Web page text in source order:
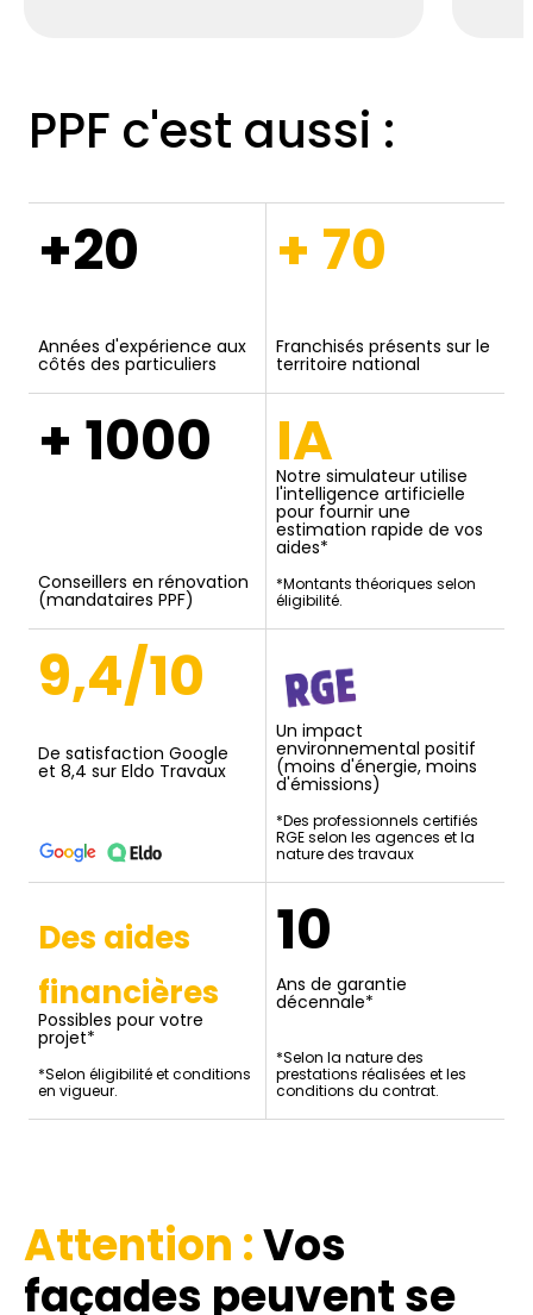
PPF c'est aussi :
+20
Années d'expérience aux
côtés des particuliers
+ 70
Franchisés présents sur le
territoire national
+ 1000
Conseillers en rénovation
(mandataires PPF)
IA
Notre simulateur utilise
l'intelligence artificielle
pour fournir une
estimation rapide de vos
aides*
*Montants théoriques selon
éligibilité.
9,4/10
De satisfaction Google
et 8,4 sur Eldo Travaux
Un impact
environnemental positif
(moins d'énergie, moins
d'émissions)
*Des professionnels certifiés
RGE selon les agences et la
nature des travaux
Des aides
financières
Possibles pour votre
projet*
*Selon éligibilité et conditions
en vigueur.
10
Ans de garantie
décennale*
*Selon la nature des
prestations réalisées et les
conditions du contrat.
Attention :Vos
façades peuvent se